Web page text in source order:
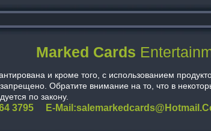
Marked Cards
и кроме того, с использованием
Обратите внимание на то, что в
по закону.
3795 E-